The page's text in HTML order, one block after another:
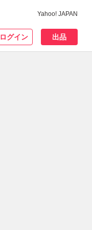
Yahoo! JAPAN
ログイン 出品